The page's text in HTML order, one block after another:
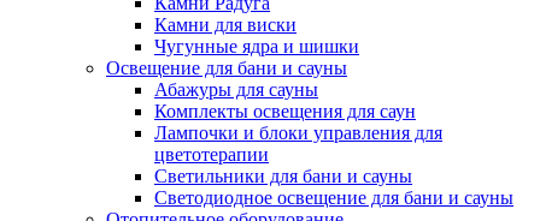
Камни для виски
Чугунные ядра и шишки
Освещение для бани и сауны
Абажуры для сауны
Комплекты освещения для саун
Лампочки и блоки управления для
цветотерапии
Светильники для бани и сауны
Светодиодное освещение для бани и сауны